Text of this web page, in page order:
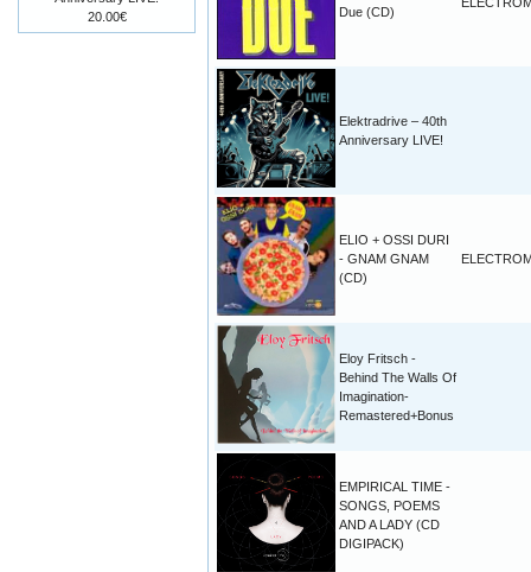
Due (CD)
Elektradrive – 40th
Anniversary LIVE!
ELIO + OSSI DURI
- GNAM GNAM
(CD)
Eloy Fritsch -
Behind The Walls Of
Imagination-
Remastered+Bonus
EMPIRICAL TIME -
SONGS, POEMS
AND A LADY (CD
DIGIPACK)
20.00€